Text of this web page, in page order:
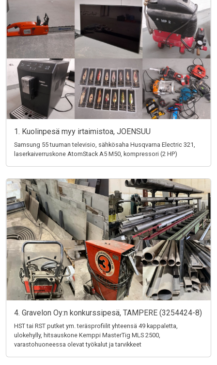
1. Kuolinpesä myy irtaimistoa, JOENSUU
Samsung 55 tuuman televisio, sähkösaha Husqvarna Electric 321,
laserkaiverruskone AtomStack A5 M50, kompressori (2 HP)
4. Gravelon Oy:n konkurssipesä, TAMPERE (3254424-8)
HST tai RST putket ym. teräsprofiilit yhteensä 49 kappaletta,
ulokehylly, hitsauskone Kemppi MasterTig MLS 2500,
varastohuoneessa olevat työkalut ja tarvikkeet